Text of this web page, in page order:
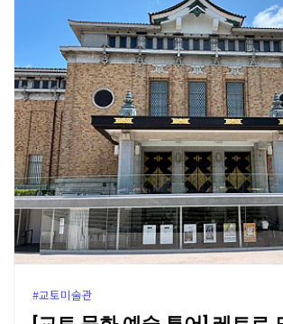
#교토미술관